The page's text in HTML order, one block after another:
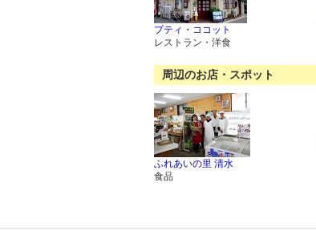
プティ・ココット
レストラン・洋食
周辺のお店・スポット
ふれあいの里 清水
食品